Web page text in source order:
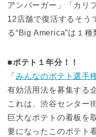
アンバーガー」「カリ
12店舗で復活するそう
る“Big America”は１種
■ポテト１年分！！
「 みんなのポテト選手
有効活用法を募集する
これは、渋谷センター
巨大なポテトの看板を
要になったこのポテト